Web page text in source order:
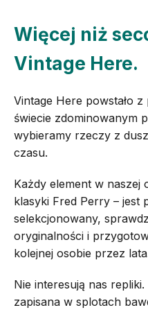
Więcej niż
Vintage Here.
Vintage Here powstało
świecie zdominowanym
wybieramy rzeczy z
czasu.
Każdy element w naszej
klasyki Fred Perry – jest
selekcjonowany,
oryginalności i
kolejnej osobie przez
Nie interesują nas
zapisana w splotach